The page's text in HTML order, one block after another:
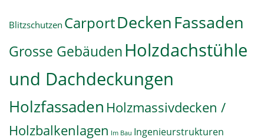
Blitzschutzen CarportDeckenFassaden
Grosse GebäudenHolzdachstühle
und Dachdeckungen
Holzfassaden Holzmassivdecken /
Holzbalkenlagen Im Bau Ingenieurstrukturen